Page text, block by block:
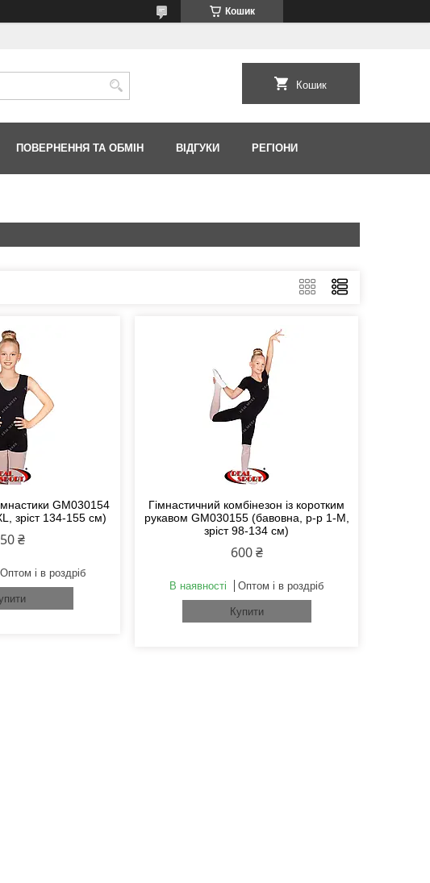
Кошик
Кошик
ПОВЕРНЕННЯ ТА ОБМІН ВІДГУКИ РЕГІОНИ
GM030154
зріст 134-155 см)
₴
Оптом і в роздріб
Гімнастичний комбінезон із коротким
рукавом GM030155 (бавовна, р-р 1-M,
зріст 98-134 см)
600 ₴
В наявності Оптом і в роздріб
Купити